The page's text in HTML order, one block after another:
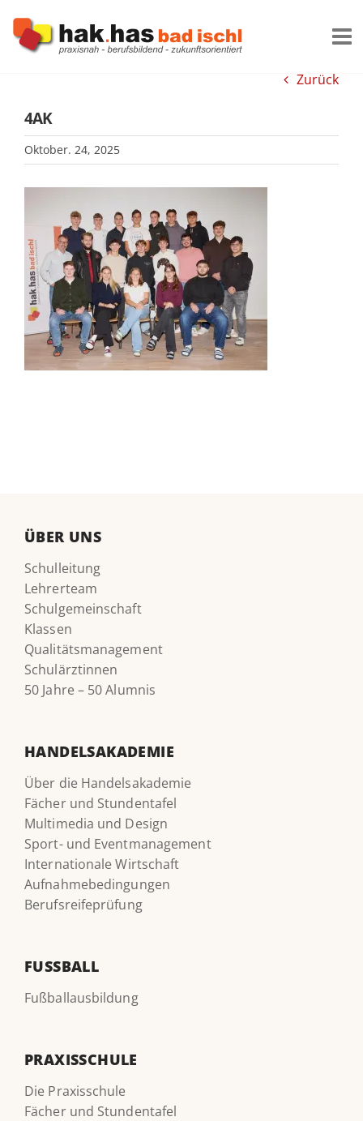
Inhalt
springen
Zurück
4AK
Oktober. 24, 2025
ÜBER UNS
Schulleitung
Lehrerteam
Schulgemeinschaft
Klassen
Qualitätsmanagement
Schulärztinnen
50 Jahre – 50 Alumnis
HANDELSAKADEMIE
Über die Handelsakademie
Fächer und Stundentafel
Multimedia und Design
Sport- und Eventmanagement
Internationale Wirtschaft
Aufnahmebedingungen
Berufsreifeprüfung
FUSSBALL
Fußballausbildung
PRAXISSCHULE
Die Praxisschule
Fächer und Stundentafel